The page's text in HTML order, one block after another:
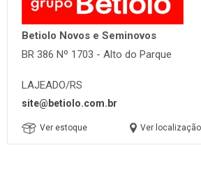
Betiolo Novos e Seminovos
BR 386 Nº 1703 - Alto do Parque
LAJEADO/RS
site@betiolo.com.br
Ver estoque Ver localização